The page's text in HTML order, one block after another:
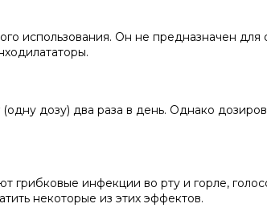
использования. Он не предназначен
дозу) два раза в день. Однако
инфекции во рту и горле,
некоторые из этих эффектов.